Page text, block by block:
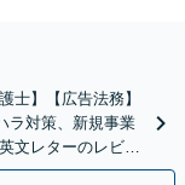
士】【広告法務】
ラ対策、新規事業
文レターのレビュ